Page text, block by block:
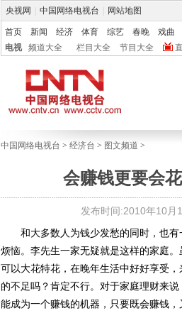
央视网 中国网络电视台 网站地图
首页 新闻 经济 体育 综艺 春晚
戏曲
电视
频道大全 栏目大全 节目大全
中国网络电视台 > 经济台 > 图文频道 >
会赚钱更要会
发布时间:2010年10
和大多数人为钱少发愁的同时，也有
烦恼。李先生一家无疑就是这样的家庭
可以大花特花，在晚年生活中好好享受
的不足吗？肯定不行。对于家庭理财来
能成为一个赚钱的机器，只要既会赚钱